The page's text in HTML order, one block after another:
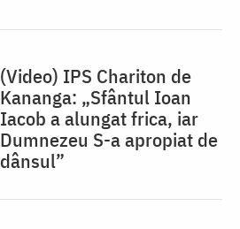
(Video) IPS Chariton de
Kananga: „Sfântul Ioan
Iacob a alungat frica, iar
Dumnezeu S-a apropiat de
dânsul”